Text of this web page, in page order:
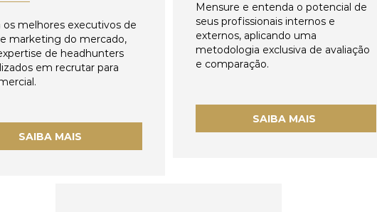
os melhores executivos de
marketing do mercado,
de headhunters
em recrutar para
SAIBA MAIS
Mensure e entenda o potencial de
seus profissionais internos e
externos, aplicando uma
metodologia exclusiva de avaliação
e comparação.
SAIBA MAIS